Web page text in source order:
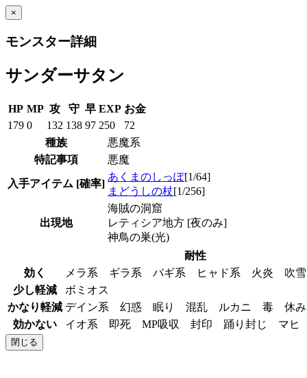
×
モンスター詳細
サンダーサタン
HP MP 攻 守 早 EXP お金
179 0 132 138 97 250
72
種族
悪魔系
特記事項
悪魔
入手アイテム [確率]
あくまのしっぽ[1/64]
まどうしの杖[1/256]
出現地
海賊の洞窟
レティシア地方 [夜のみ]
神鳥の巣(光)
耐性
効く
メラ系 ギラ系 バギ系 ヒャド系 火炎
少し軽減
ボミオス
かなり軽減 デイン系 幻惑 眠り 混乱 ルカニ 毒 休
効かない
イオ系 即死 MP吸収 封印 踊り封じ マ
閉じる